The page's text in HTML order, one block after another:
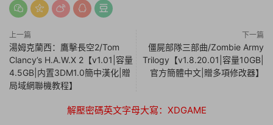
上一篇
湯姆克蘭西：鷹擊長空2/Tom
Clancy’s H.A.W.X 2【v1.01|容量
4.5GB|内置3DM1.0簡中漢化|贈
局域網聯機教程】
下一篇
僵屍部隊三部曲/Zombie Army
Trilogy【v1.8.20.01|容量10GB|
官方簡體中文|贈多項修改器】
解壓密碼英文字母大寫：XDGAME